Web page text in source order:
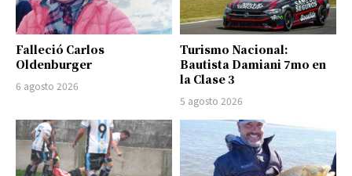
Falleció Carlos
Oldenburger
6 agosto 2026
Turismo Nacional:
Bautista Damiani 7mo en
la Clase 3
5 agosto 2026